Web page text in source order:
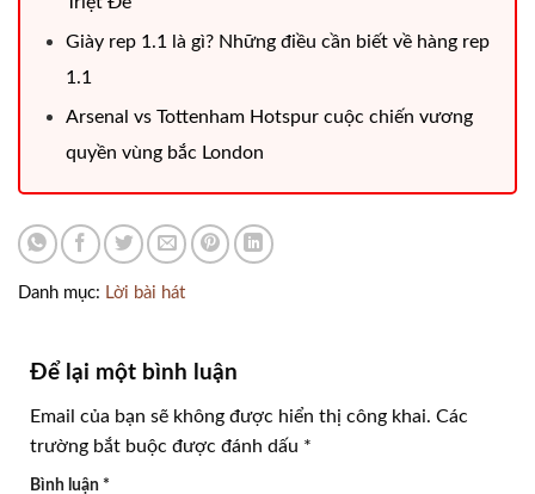
Giày rep 1.1 là gì​? Những điều cần biết về hàng rep
1.1
Arsenal vs Tottenham Hotspur cuộc chiến vương
quyền vùng bắc London
Danh mục: Lời bài hát
Để lại một bình luận
Email của bạn sẽ không được hiển thị công khai. Các
trường bắt buộc được đánh dấu *
Bình luận *